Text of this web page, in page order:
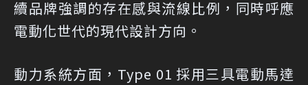
續品牌強調的存在感與流線比例，同時呼應
電動化世代的現代設計方向。
動力系統方面，Type 01 採用三具電動馬達